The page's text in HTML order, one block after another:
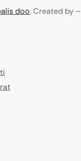
doo. Created by –